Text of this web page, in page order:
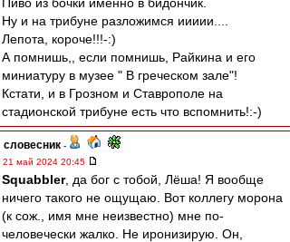
Ну и на трибуне разложимся иииии....
Лепота, короче!!!-:)
А помнишь,, если помнишь, Райкина и его
миниатуру в музее " В греческом зале"!
Кстати, и в Грозном и Ставрополе на
стадионской трибуне есть что вспомнить!:-)
словесник -
21 май 2024 20:45
Squabbler, да бог с тобой, Лёша! Я вообще
ничего такого не ощущаю. Вот коллегу морона
(к сож., имя мне неизвестно) мне по-
человечески жалко. Не иронизирую. Он,